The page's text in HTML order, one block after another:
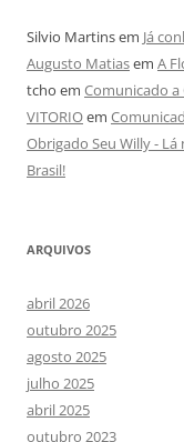
Silvio Martinsem Já
Augusto Matiasem A
tcho em Comunicado
VITORIOem
Obrigado Seu Willy - Lá
Brasil!
ARQUIVOS
abril 2026
outubro 2025
agosto 2025
julho 2025
abril 2025
outubro 2023